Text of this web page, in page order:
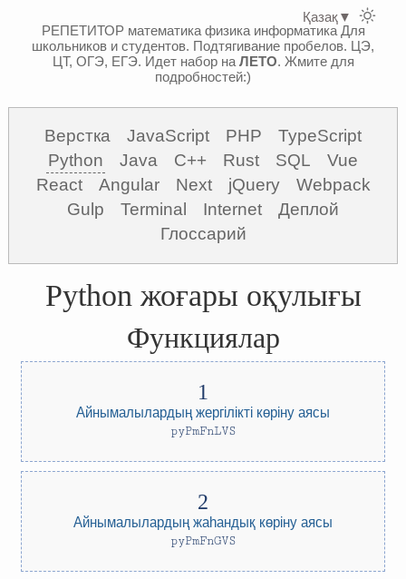
РЕПЕТИТОР математика физика информатикаДля
школьников и студентов. Подтягивание пробелов. ЦЭ,
ЦТ, ОГЭ, ЕГЭ. Идет набор на ЛЕТО. Жмите для
подробностей:)
Верстка JavaScript PHP
TypeScript
Python
Java C++ Rust SQL
Vue
React
Angular Next jQuery
Webpack
Gulp
Terminal Internet
Деплой
Глоссарий
Python жоғары оқулығы
Функциялар
Айнымалылардың жергілікті көріну аясы
pyPmFnLVS
Айнымалылардың жаһандық көріну аясы
pyPmFnGVS
Қазақ▼